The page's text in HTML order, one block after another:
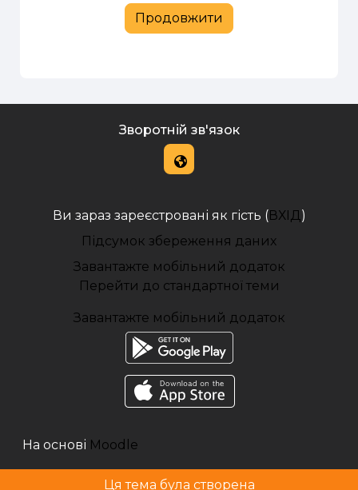
Продовжити
Зворотній зв'язок
Ви зараз зареєстровані як гість (ВХІД)
Підсумок збереження даних
Завантажте мобільний додаток
Перейти до стандартної теми
Завантажте мобільний додаток
На основі Moodle
Ця тема була створена